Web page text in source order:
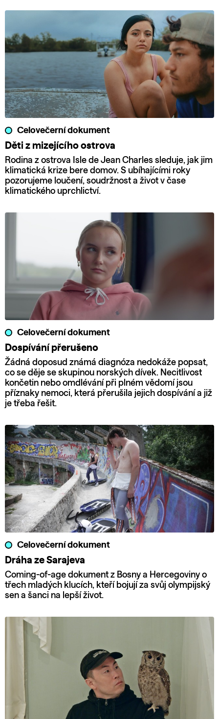
Celovečerní dokument
Děti z mizejícího ostrova
Rodina z ostrova Isle de Jean Charles sleduje, jak jim
klimatická krize bere domov. S ubíhajícími roky
pozorujeme loučení, soudržnost a život v čase
klimatického uprchlictví.
Celovečerní dokument
Dospívání přerušeno
Žádná doposud známá diagnóza nedokáže popsat,
co se děje se skupinou norských dívek. Necitlivost
končetin nebo omdlévání při plném vědomí jsou
příznaky nemoci, která přerušila jejich dospívání a již
je třeba řešit.
Celovečerní dokument
Dráha ze Sarajeva
Coming-of-age dokument z Bosny a Hercegoviny o
třech mladých klucích, kteří bojují za svůj olympijský
sen a šanci na lepší život.